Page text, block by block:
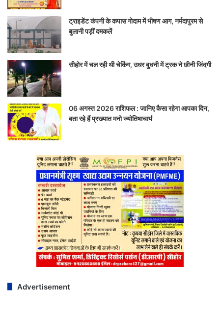
ट्राइडेंट कंपनी के कपास गोदाम में भीषण आग, नर्मदापुरम से
बुलानी पड़ीं दमकलें
सीहोर में चल रही थी चेकिंग, उधर बुधनी में ट्रक ने छीनी जिंदगी
06 अगस्त 2026 राशिफल : जानिए कैसा रहेगा आपका दिन,
बता रहे हैं प्रख्यात मनो ज्योतिषाचार्य
Advertisement